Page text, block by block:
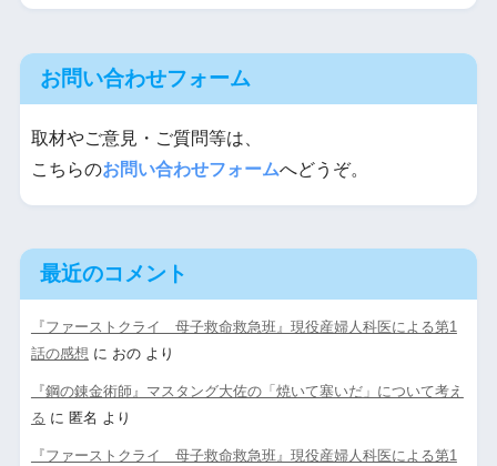
お問い合わせフォーム
取材やご意見・ご質問等は、
こちらのお問い合わせフォームへどうぞ。
最近のコメント
『ファーストクライ 母子救命救急班』現役産婦人科医による第1
話の感想 に おのより
『鋼の錬金術師』マスタング大佐の「焼いて塞いだ」について考え
る に 匿名 より
『ファーストクライ 母子救命救急班』現役産婦人科医による第1